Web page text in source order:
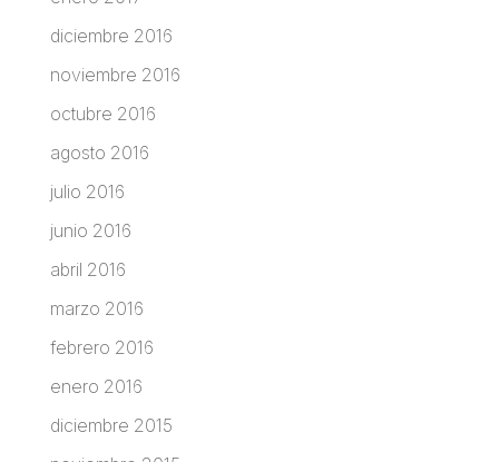
diciembre 2016
noviembre 2016
octubre 2016
agosto 2016
julio 2016
junio 2016
abril 2016
marzo 2016
febrero 2016
enero 2016
diciembre 2015